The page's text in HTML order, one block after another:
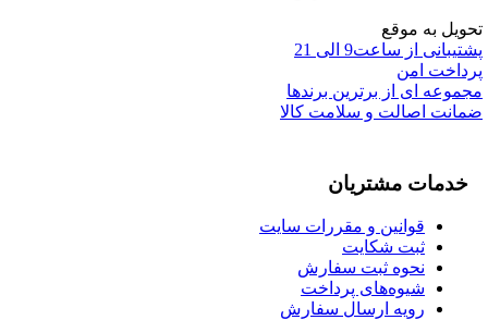
تحویل به موقع
پشتیبانی از ساعت9 الی 21
پرداخت امن
مجموعه ای از برترین برندها
ضمانت اصالت و سلامت کالا
خدمات مشتریان
قوانین و مقررات سایت
ثبت شکایت
نحوه ثبت سفارش
شیوه‌های پرداخت
رویه ارسال سفارش